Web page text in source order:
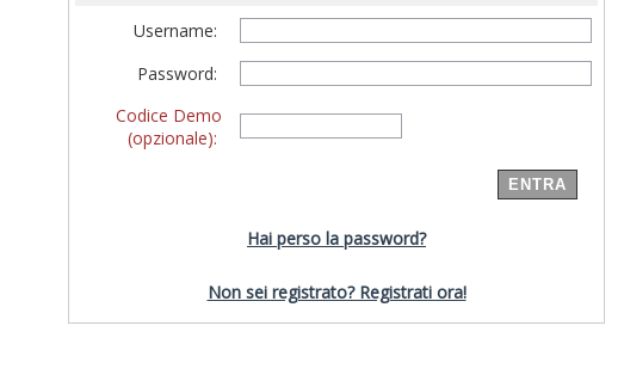
Username:
Password:
Codice Demo
(opzionale):
Hai perso la password?
Non sei registrato? Registrati ora!